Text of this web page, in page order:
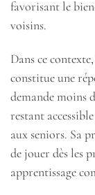
favorisant le
voisins.
Dans ce contexte,
constitue une
demande moins
restant
aux seniors. Sa
de jouer dès les
apprentissage